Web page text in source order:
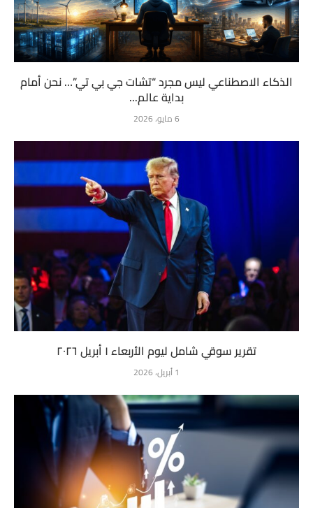
الذكاء الاصطناعي ليس مجرد “تشات جي بي تي”… نحن أمام
بداية عالم...
6 مايو، 2026
تقرير سوقي شامل ليوم الأربعاء ١ أبريل ٢٠٢٦
1 أبريل، 2026